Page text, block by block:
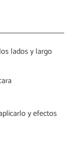
lados y largo
y efectos